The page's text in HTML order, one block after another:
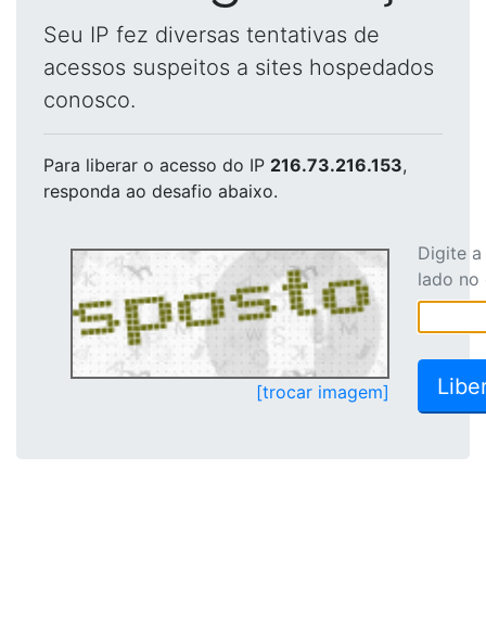
Seu IP fez diversas tentativas de
acessos suspeitos a sites hospedados
conosco.
Para liberar o acesso do IP 216.73.216.153,
responda ao desafio abaixo.
[trocar imagem]
Digite
lado no